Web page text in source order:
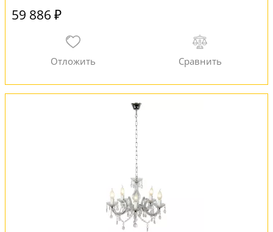
59 886 ₽